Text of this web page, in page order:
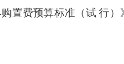
置费预算标准（试 行）